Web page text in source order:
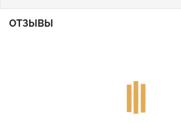
ОТЗЫВЫ